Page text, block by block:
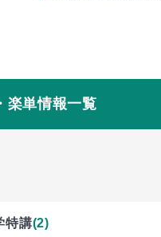
楽単情報一覧
特講(2)